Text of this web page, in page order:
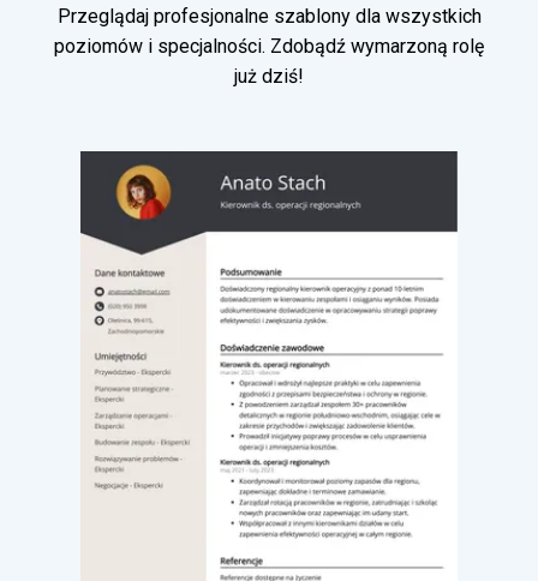
Przeglądaj profesjonalne szablony dla wszystkich
poziomów i specjalności. Zdobądź wymarzoną rolę
już dziś!